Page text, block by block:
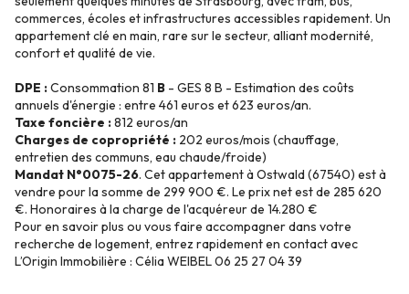
commerces, écoles et infrastructures accessibles rapidement. Un
appartement clé en main, rare sur le secteur, alliant modernité,
confort et qualité de vie.
DPE :Consommation 81 B - GES 8 B - Estimation des coûts
annuels d'énergie : entre 461 euros et 623 euros/an.
Taxe foncière :812 euros/an
Charges de copropriété : 202 euros/mois (chauffage,
entretien des communs, eau chaude/froide)
Mandat N°0075-26. Cet appartement à Ostwald (67540) est à
vendre pour la somme de 299 900 €. Le prix net est de 285 620
€. Honoraires à la charge de l'acquéreur de 14.280 €
Pour en savoir plus ou vous faire accompagner dans votre
recherche de logement, entrez rapidement en contact avec
L’Origin Immobilière : Célia WEIBEL 06 25 27 04 39